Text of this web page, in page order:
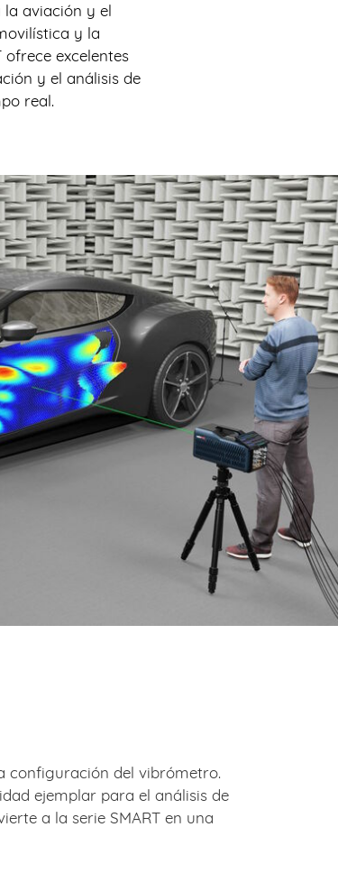
la aviación y el
y la
ofrece excelentes
y el análisis de
real.
configuración del vibrómetro.
ejemplar para el análisis de
a la serie SMART en una